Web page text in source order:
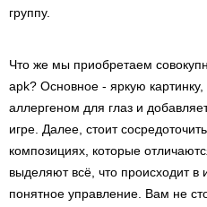
группу.
Что же мы приобретаем
apk? Основное - яркую картинку,
аллергеном для глаз и
игре. Далее, стоит
композициях, которые
выделяют всё, что происходит в
понятное управление. Вам не